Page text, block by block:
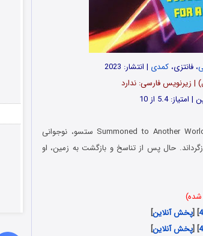
، فانتزی، کمدی | انتشار: 2023
در انیمه بازگشتی دوباره به دنیایی دیگر Summoned to Another World for a Second Time 2023 ستسو، نوجوانی
حال پس از تناسخ و بازگشت به زمین، او
شده)
] [پخش آنلاین]
] [پخش آنلاین]